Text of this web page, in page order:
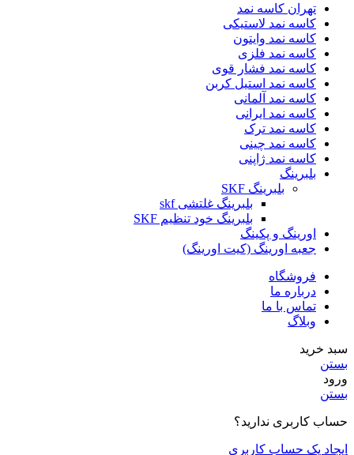
تهران کاسه نمد
کاسه نمد لاستیکی
کاسه نمد وایتون
کاسه نمد فلزی
کاسه نمد فشار قوی
کاسه نمد استیل کربن
کاسه نمد آلمانی
کاسه نمد ایرانی
کاسه نمد ترک
کاسه نمد چینی
کاسه نمد ژاپنی
بلبرینگ
بلبرینگ SKF
بلبرینگ غلتشی skf
بلبرینگ خود تنظیم SKF
اورینگ و پکینگ
جعبه اورینگ (کیت اورینگ)
فروشگاه
درباره ما
تماس با ما
وبلاگ
سبد خرید
بستن
ورود
بستن
حساب کاربری ندارید؟
ایجاد یک حساب کاربری